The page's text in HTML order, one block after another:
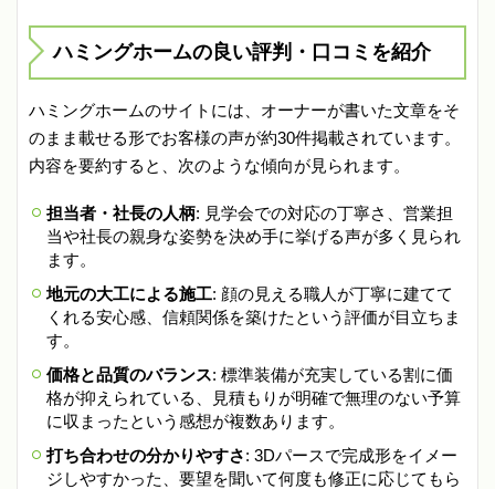
ハミングホームの良い評判・口コミを紹介
ハミングホームのサイトには、オーナーが書いた文章をそ
のまま載せる形でお客様の声が約30件掲載されています。
内容を要約すると、次のような傾向が見られます。
担当者・社長の人柄: 見学会での対応の丁寧さ、営業担
当や社長の親身な姿勢を決め手に挙げる声が多く見られ
ます。
地元の大工による施工: 顔の見える職人が丁寧に建てて
くれる安心感、信頼関係を築けたという評価が目立ちま
す。
価格と品質のバランス: 標準装備が充実している割に価
格が抑えられている、見積もりが明確で無理のない予算
に収まったという感想が複数あります。
打ち合わせの分かりやすさ: 3Dパースで完成形をイメー
ジしやすかった、要望を聞いて何度も修正に応じてもら